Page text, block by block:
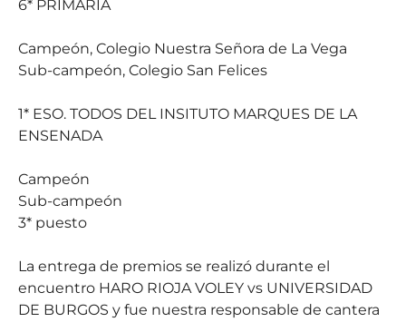
6* PRIMARIA
Campeón, Colegio Nuestra Señora de La Vega
Sub-campeón, Colegio San Felices
1* ESO. TODOS DEL INSITUTO MARQUES DE LA
ENSENADA
Campeón
Sub-campeón
3* puesto
La entrega de premios se realizó durante el
encuentro HARO RIOJA VOLEY vs UNIVERSIDAD
DE BURGOS y fue nuestra responsable de cantera